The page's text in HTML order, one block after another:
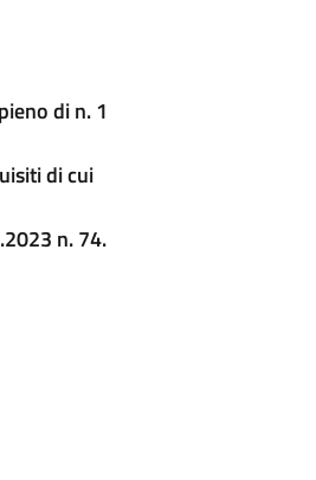
di n. 1
di cui
n. 74.